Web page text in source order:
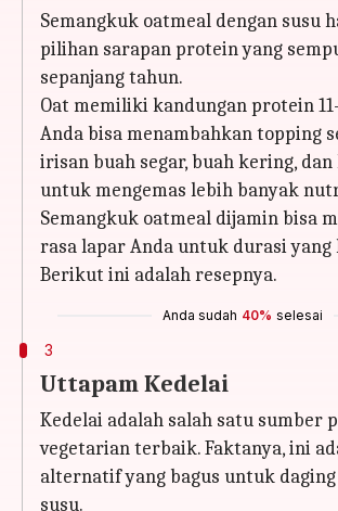
Semangkuk oatmeal dengan susu
pilihan sarapan protein yang
sepanjang tahun.
Oat memiliki kandungan protein
Anda bisa menambahkan topping
irisan buah segar, buah kering, dan
untuk mengemas lebih banyak
Semangkuk oatmeal dijamin bisa
rasa lapar Anda untuk durasi yang
Berikut ini adalah resepnya.
Anda sudah 40% selesai
3
Uttapam Kedelai
Kedelai adalah salah satu sumber
vegetarian terbaik. Faktanya, ini
alternatif yang bagus untuk
susu.